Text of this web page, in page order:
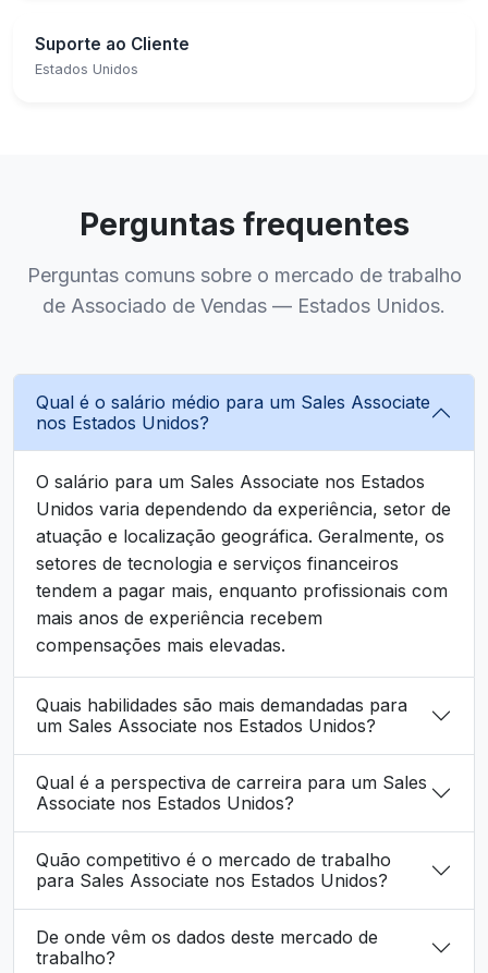
Suporte ao Cliente
Estados Unidos
Perguntas frequentes
Perguntas comuns sobre o mercado de trabalho
de Associado de Vendas — Estados Unidos.
Qual é o salário médio para um Sales Associate
nos Estados Unidos?
O salário para um Sales Associate nos Estados
Unidos varia dependendo da experiência, setor de
atuação e localização geográfica. Geralmente, os
setores de tecnologia e serviços financeiros
tendem a pagar mais, enquanto profissionais com
mais anos de experiência recebem
compensações mais elevadas.
Quais habilidades são mais demandadas para
um Sales Associate nos Estados Unidos?
Qual é a perspectiva de carreira para um Sales
Associate nos Estados Unidos?
Quão competitivo é o mercado de trabalho
para Sales Associate nos Estados Unidos?
De onde vêm os dados deste mercado de
trabalho?